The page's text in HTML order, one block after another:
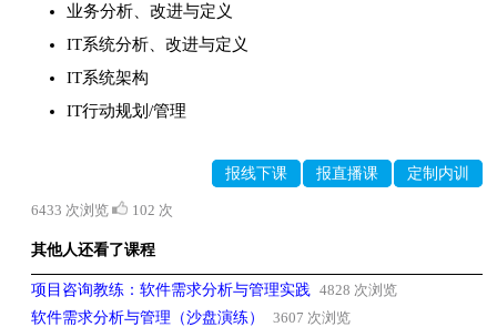
业务分析、改进与定义
IT系统分析、改进与定义
IT系统架构
IT行动规划/管理
报线下课 报直播课 定制内训
6433 次浏览 102 次
其他人还看了课程
项目咨询教练：软件需求分析与管理实践 4828 次浏览
软件需求分析与管理（沙盘演练）
3607 次浏览